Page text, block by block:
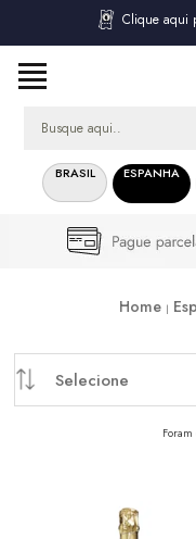
Clique aqui
BRASIL ESPANHA
Home